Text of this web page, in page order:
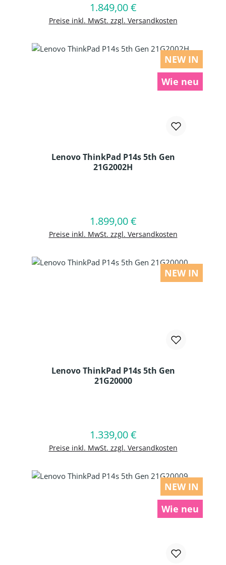
Regulärer Preis:
1.849,00 €
Preise inkl. MwSt. zzgl. Versandkosten
In den Warenkorb
NEW IN
Wie neu
Lenovo ThinkPad P14s 5th Gen
21G2002H
Regulärer Preis:
1.899,00 €
Preise inkl. MwSt. zzgl. Versandkosten
In den Warenkorb
NEW IN
Lenovo ThinkPad P14s 5th Gen
21G20000
Regulärer Preis:
1.339,00 €
Preise inkl. MwSt. zzgl. Versandkosten
In den Warenkorb
NEW IN
Wie neu